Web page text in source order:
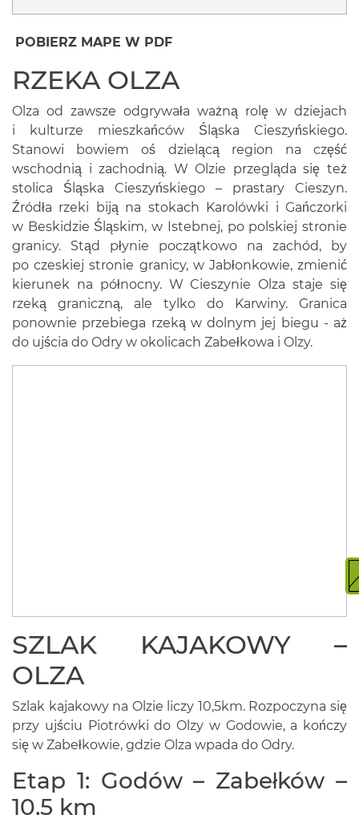
POBIERZ MAPE W PDF
RZEKA OLZA
Olza od zawsze odgrywała ważną rolę w dziejach
i kulturze mieszkańców Śląska Cieszyńskiego.
Stanowi bowiem oś dzielącą region na część
wschodnią i zachodnią. W Olzie przegląda się też
stolica Śląska Cieszyńskiego – prastary Cieszyn.
Źródła rzeki biją na stokach Karolówki i Gańczorki
w Beskidzie Śląskim, w Istebnej, po polskiej stronie
granicy. Stąd płynie początkowo na zachód, by
po czeskiej stronie granicy, w Jabłonkowie, zmienić
kierunek na północny. W Cieszynie Olza staje się
rzeką graniczną, ale tylko do Karwiny. Granica
ponownie przebiega rzeką w dolnym jej biegu - aż
do ujścia do Odry w okolicach Zabełkowa i Olzy.
SZLAK KAJAKOWY –
OLZA
Szlak kajakowy na Olzie liczy 10,5km. Rozpoczyna się
przy ujściu Piotrówki do Olzy w Godowie, a kończy
się w Zabełkowie, gdzie Olza wpada do Odry.
Etap 1: Godów – Zabełków –
10,5 km